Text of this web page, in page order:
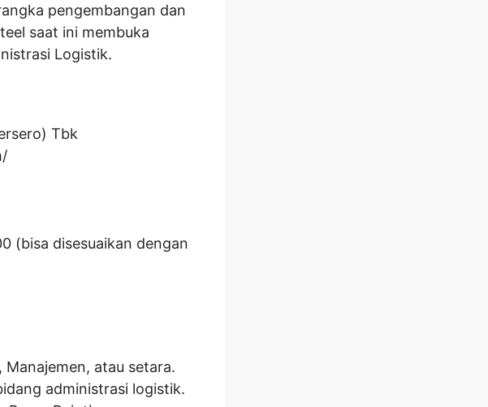
pengembangan dan
saat ini membuka
Logistik.
Tbk
(bisa disesuaikan dengan
atau setara.
administrasi logistik.